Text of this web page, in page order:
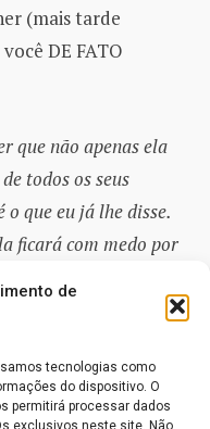
de
tecnologias como
do dispositivo. O
permitirá processar dados
exclusivos neste site. Não
(mais tarde
DE FATO
que não apenas ela
todos os seus
o que eu já lhe disse.
ficará com medo por
incluindo o relatório
de devoção.”